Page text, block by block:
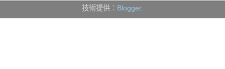
技術提供： Blogger.